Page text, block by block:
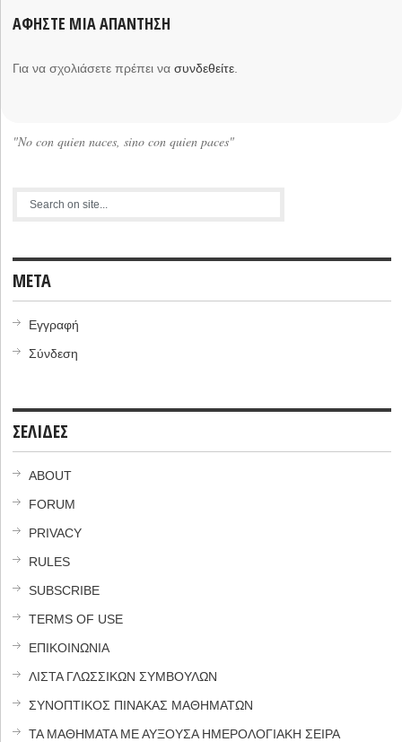
ΑΦΉΣΤΕ ΜΙΑ ΑΠΆΝΤΗΣΗ
Για να σχολιάσετε πρέπει νασυνδεθείτε
"No con quien naces, sino con quien paces"
META
Εγγραφή
Σύνδεση
ΣΕΛΙΔΕΣ
ABOUT
FORUM
PRIVACY
RULES
SUBSCRIBE
TERMS OF USE
ΕΠΙΚΟΙΝΩΝΙΑ
ΛΙΣΤΑ ΓΛΩΣΣΙΚΩΝ ΣΥΜΒΟΥΛΩΝ
ΣΥΝΟΠΤΙΚΟΣ ΠΙΝΑΚΑΣ ΜΑΘΗΜΑΤΩΝ
ΤΑ ΜΑΘΗΜΑΤΑ ΜΕ ΑΥΞΟΥΣΑ ΗΜΕΡΟΛΟΓΙΑΚΗ ΣΕΙΡΑ